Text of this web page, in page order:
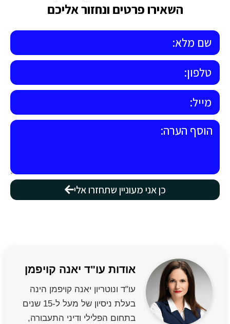
השאירו פרטים ונחזור אליכם
כן אני מעוניין שתחזרו אלי
אודות עו"ד יאנה קויפמן
עו"ד ונוטריון יאנה קויפמן הינה
בעלת ניסיון של מעל ל-15 שנים
בתחום הפלילי ודיני התעבורה,